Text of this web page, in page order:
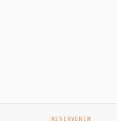
RESERVEREN